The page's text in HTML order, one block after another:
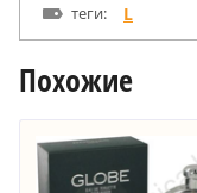
теги: L
Похожие